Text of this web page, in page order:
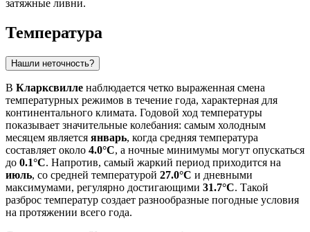
затяжные ливни.
Температура
Нашли неточность?
В Кларксвилле наблюдается четко выраженная смена
температурных режимов в течение года, характерная для
континентального климата. Годовой ход температуры
показывает значительные колебания: самым холодным
месяцем является январь, когда средняя температура
составляет около 4.0°C, а ночные минимумы могут опускаться
до 0.1°C. Напротив, самый жаркий период приходится на
июль, со средней температурой 27.0°C и дневными
максимумами, регулярно достигающими 31.7°C. Такой
разброс температур создает разнообразные погодные условия
на протяжении всего года.